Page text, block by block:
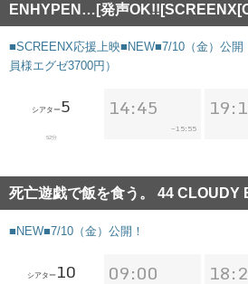
ENHYPEN…[発声
■SCREENX応援上映■NEW■7/10（金）公
員様エグゼ3700円）
シアター5
52分
14:45
~15:55
死亡遊戯で飯を食う。 44 CLOUDY
■NEW■7/10（金）公開！
シアター10 09:00